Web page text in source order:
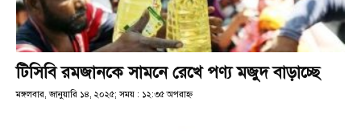
টিসিবি রমজানকে সামনে রেখে পণ্য মজুদ বাড়াচ্ছে
মঙ্গলবার, জানুয়ারি ১৪, ২০২৫; সময় : ১২:৩৫ অপরাহ্ণ